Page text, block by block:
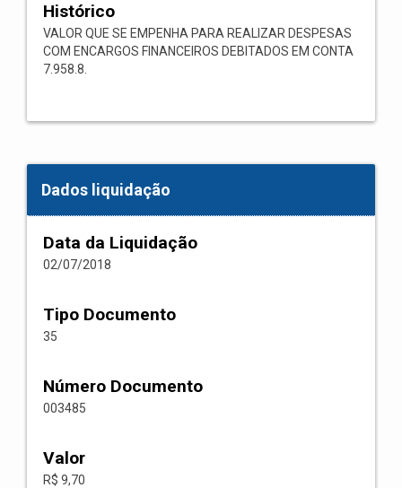
Histórico
VALOR QUE SE EMPENHA PARA REALIZAR DESPESAS
COM ENCARGOS FINANCEIROS DEBITADOS EM CONTA
7.958.8.
Dados liquidação
Data da Liquidação
02/07/2018
Tipo Documento
35
Número Documento
003485
Valor
R$ 9,70